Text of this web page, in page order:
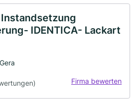
IDENTICA- Lackart
Firma bewerten